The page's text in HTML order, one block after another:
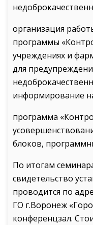
организация
программы
учреждениях и
для
информирование
программа
блоков,
По итогам
свидетельство
проводится по
ГО г.Воронеж
конференцзал.